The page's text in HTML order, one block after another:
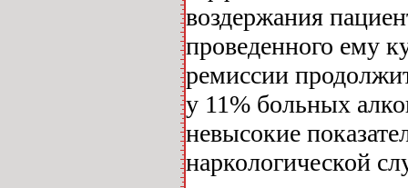
воздержания
проведенного ему
ремиссии
у 11% больных
невысокие
наркологической